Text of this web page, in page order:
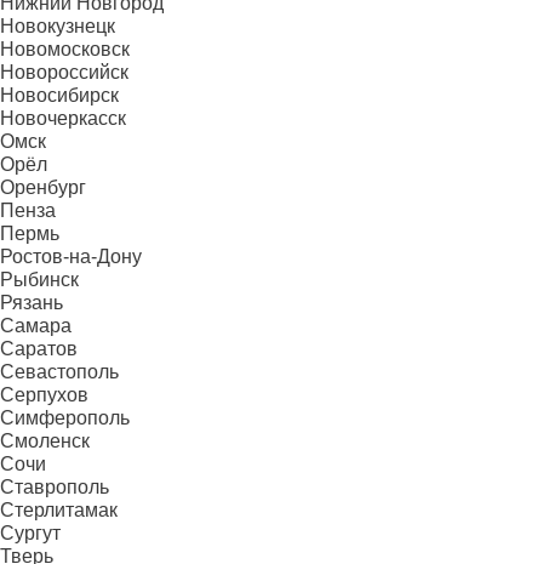
Новокузнецк
Новомосковск
Новороссийск
Новосибирск
Новочеркасск
Омск
Орёл
Оренбург
Пенза
Пермь
Ростов-на-Дону
Рыбинск
Рязань
Самара
Саратов
Севастополь
Серпухов
Симферополь
Смоленск
Сочи
Ставрополь
Стерлитамак
Сургут
Тверь